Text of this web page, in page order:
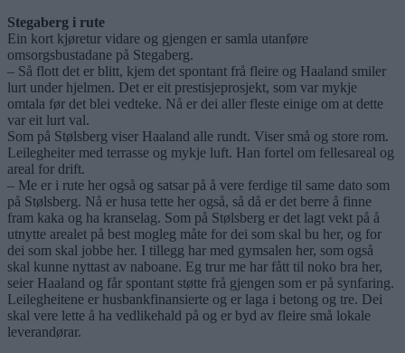
Stegaberg i rute
Ein kort kjøretur vidare og gjengen er samla utanføre
omsorgsbustadane på Stegaberg.
– Så flott det er blitt, kjem det spontant frå fleire og Haaland smiler
lurt under hjelmen. Det er eit prestisjeprosjekt, som var mykje
omtala før det blei vedteke. Nå er dei aller fleste einige om at dette
var eit lurt val.
Som på Stølsberg viser Haaland alle rundt. Viser små og store rom.
Leilegheiter med terrasse og mykje luft. Han fortel om fellesareal og
areal for drift.
– Me er i rute her også og satsar på å vere ferdige til same dato som
på Stølsberg. Nå er husa tette her også, så då er det berre å finne
fram kaka og ha kranselag. Som på Stølsberg er det lagt vekt på å
utnytte arealet på best mogleg måte for dei som skal bu her, og for
dei som skal jobbe her. I tillegg har med gymsalen her, som også
skal kunne nyttast av naboane. Eg trur me har fått til noko bra her,
seier Haaland og får spontant støtte frå gjengen som er på synfaring.
Leilegheitene er husbankfinansierte og er laga i betong og tre. Dei
skal vere lette å ha vedlikehald på og er byd av fleire små lokale
leverandørar.